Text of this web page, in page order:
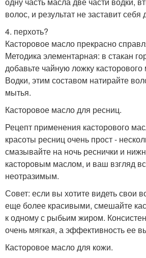
волос, и результат не заставит себя
4. перхоть?
Касторовое масло прекрасно
Методика элементарная: в стакан
добавьте чайную ложку касторового
Водки, этим составом натирайте
мытья.
Касторовое масло для ресниц.
Рецепт применения касторового
красоты ресниц очень прост -
смазывайте на ночь реснички и
касторовым маслом, и ваш взгляд
неотразимым.
Совет: если вы хотите видеть свои
еще более красивыми, смешайте
к одному с рыбьим жиром.
очень мягкая, а эффективность ее
Касторовое масло для кожи.